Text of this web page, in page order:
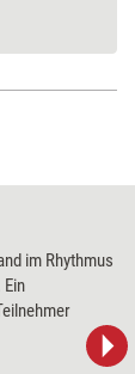
im Rhythmus